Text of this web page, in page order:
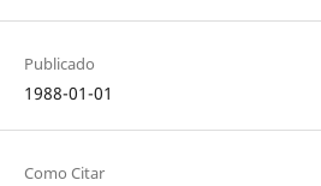
Publicado
1988-01-01
Como Citar